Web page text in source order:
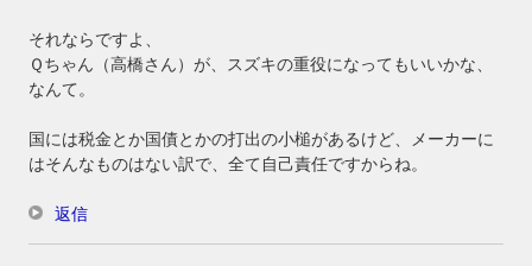
それならですよ、
Ｑちゃん（高橋さん）が、スズキの重役になってもいいかな、
なんて。
国には税金とか国債とかの打出の小槌があるけど、メーカーに
はそんなものはない訳で、全て自己責任ですからね。
返信